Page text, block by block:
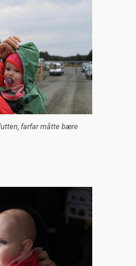
farfar måtte bære